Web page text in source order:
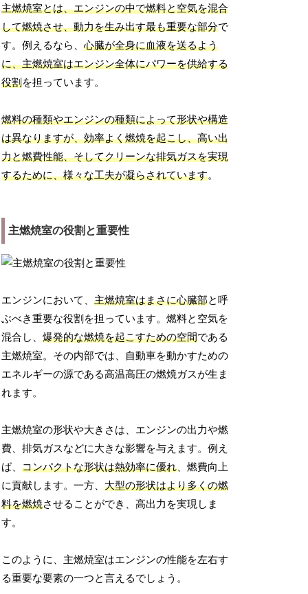
主燃焼室とは、エンジンの中で燃料と空気を混合
して燃焼させ、動力を生み出す最も重要な部分で
す。例えるなら、心臓が全身に血液を送るよう
に、主燃焼室はエンジン全体にパワーを供給する
役割を担っています。
燃料の種類やエンジンの種類によって形状や構造
は異なりますが、効率よく燃焼を起こし、高い出
力と燃費性能、そしてクリーンな排気ガスを実現
するために、様々な工夫が凝らされています。
主燃焼室の役割と重要性
エンジンにおいて、主燃焼室はまさに心臓部と呼
ぶべき重要な役割を担っています。燃料と空気を
混合し、爆発的な燃焼を起こすための空間である
主燃焼室。その内部では、自動車を動かすための
エネルギーの源である高温高圧の燃焼ガスが生ま
れます。
主燃焼室の形状や大きさは、エンジンの出力や燃
費、排気ガスなどに大きな影響を与えます。例え
ば、コンパクトな形状は熱効率に優れ 、燃費向上
に貢献します。一方、大型の形状はより多くの燃
料を燃焼させることができ、高出力を実現しま
す。
このように、主燃焼室はエンジンの性能を左右す
る重要な要素の一つと言えるでしょう。